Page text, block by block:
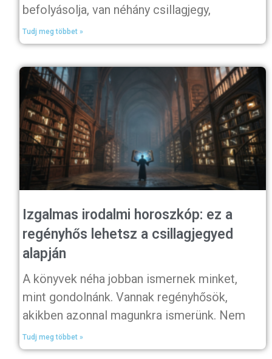
befolyásolja, van néhány csillagjegy,
Tudj meg többet »
Izgalmas irodalmi horoszkóp: ez a
regényhős lehetsz a csillagjegyed
alapján
A könyvek néha jobban ismernek minket,
mint gondolnánk. Vannak regényhősök,
akikben azonnal magunkra ismerünk. Nem
Tudj meg többet »